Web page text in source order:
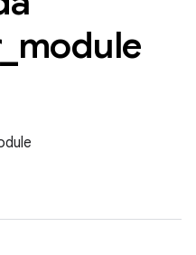
_ module